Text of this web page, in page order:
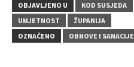
OBJAVLJENO U KOD SUSJEDA
UMJETNOST
ŽUPANIJA
OZNAČENO
OBNOVE I SANACIJE